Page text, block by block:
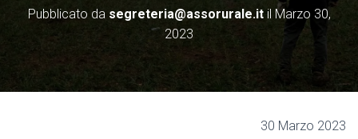
O
G
Pubblicato da segreteria@assorurale.itil Marzo 30,
2023
30 Marzo 2023